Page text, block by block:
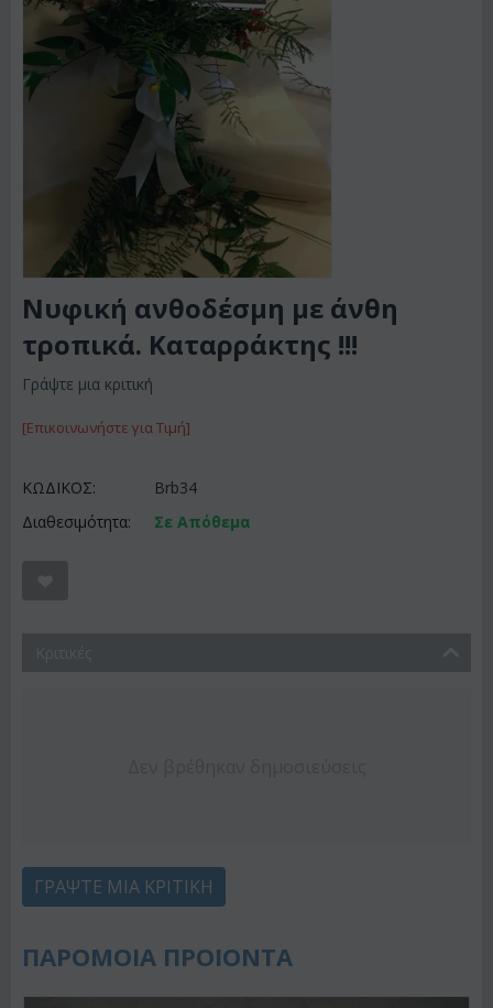
Νυφική ανθοδέσμη με άνθη
τροπικά. Καταρράκτης !!!
Γράψτε μια κριτική
[Επικοινωνήστε για Τιμή]
ΚΩΔΙΚΟΣ:
Brb34
Διαθεσιμότητα:
Σε Απόθεμα
ΓΡΆΨΤΕ ΜΙΑ ΚΡΙΤΙΚΉ
ΠΑΡΟΜΟΙΑ ΠΡΟΙΟΝΤΑ